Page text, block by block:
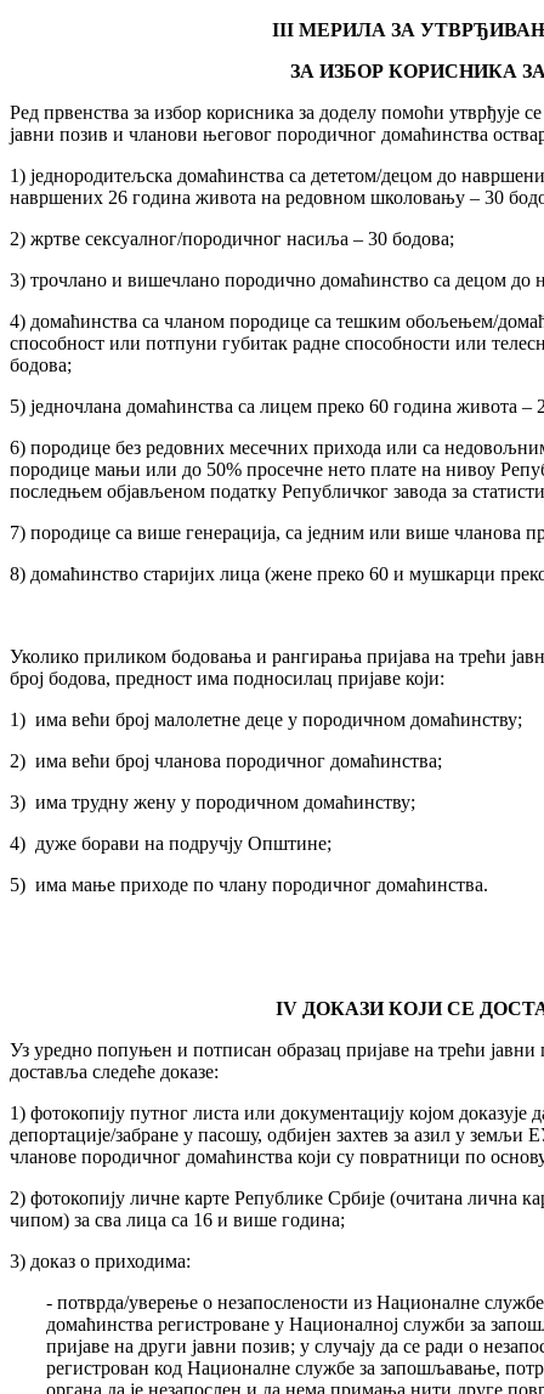
III МЕРИЛА ЗА
ЗА ИЗБОР КОРИСНИКА
Ред првенства за избор корисника за доделу помоћи утврђује
јавни позив и чланови његовог породичног домаћинства
1) једнородитељска домаћинства са дететом/децом до
навршених 26 година живота на редовном школовању – 30
2) жртве сексуалног/породичног насиља – 30 бодова;
3) трочлано и вишечлано породично домаћинство са децом до
4) домаћинства са чланом породице са тешким обољењем/
способност или потпуни губитак радне способности или
бодова;
5) једночлана домаћинства са лицем преко 60 година живота –
6) породице без редовних месечних прихода или са
породице мањи или до 50% просечне нето плате на нивоу
последњем објављеном податку Републичког завода за
7) породице са више генерација, са једним или више чланова
8) домаћинство старијих лица (жене преко 60 и мушкарци
Уколико приликом бодовања и рангирања пријава на трећи
број бодова, предност има подносилац пријаве који:
1) има већи број малолетне деце у породичном домаћинству;
2) има већи број чланова породичног домаћинства;
3) има трудну жену у породичном домаћинству;
4) дуже борави на подручју Општине;
5) има мање приходе по члану породичног домаћинства.
IV ДОКАЗИ КОЈИ СЕ
Уз уредно попуњен и потписан образац пријаве на трећи
доставља следеће доказе:
1) фотокопију путног листа или документацију којом
депортације/забране у пасошу, одбијен захтев за азил у
чланове породичног домаћинства који су повратници по
2) фотокопију личне карте Републике Србије (очитана лична
чипом) за сва лица са 16 и више година;
3) доказ о приходима:
- потврда/уверење о незапослености из Националне
домаћинства регистроване у Националној служби за
пријаве на други јавни позив; у случају да се ради о
регистрован код Националне службе за запошљавање,
органа да је незапослен и да нема примања нити друге